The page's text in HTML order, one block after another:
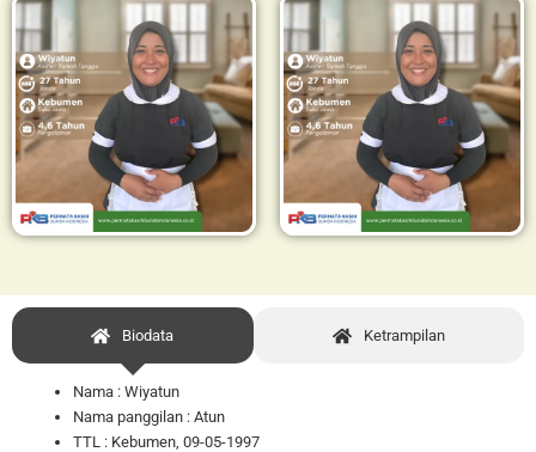
Biodata Ketrampilan
Nama : Wiyatun
Nama panggilan : Atun
TTL : Kebumen, 09-05-1997